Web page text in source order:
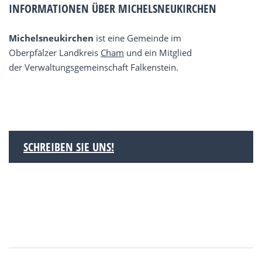
INFORMATIONEN ÜBER MICHELSNEUKIRCHEN
Michelsneukirchen ist eine Gemeinde im
Oberpfälzer Landkreis Cham und ein Mitglied
der Verwaltungsgemeinschaft Falkenstein.
SCHREIBEN SIE UNS!